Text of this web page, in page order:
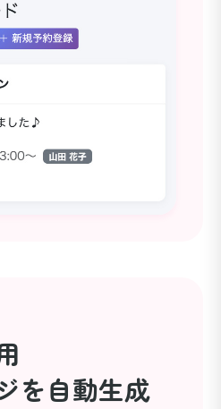
を自動生成